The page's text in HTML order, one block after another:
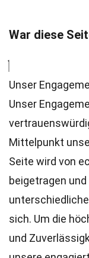
War diese
Unser
Unser
Mittelpunkt
Seite wird von
beigetragen
sich. Um die
und